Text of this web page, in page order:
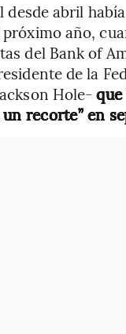
abril
año,
del Bank of
de la
Hole-
recorte” en